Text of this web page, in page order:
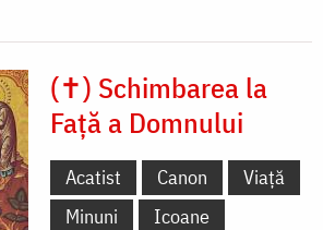
(✝) Schimbarea la
Față a Domnului
Acatist Canon
Viață
Minuni
Icoane